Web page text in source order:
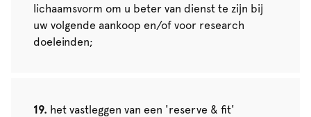
lichaamsvorm om u beter van dienst te zijn bij
uw volgende aankoop en/of voor research
doeleinden;
het vastleggen van een 'reserve & fit'